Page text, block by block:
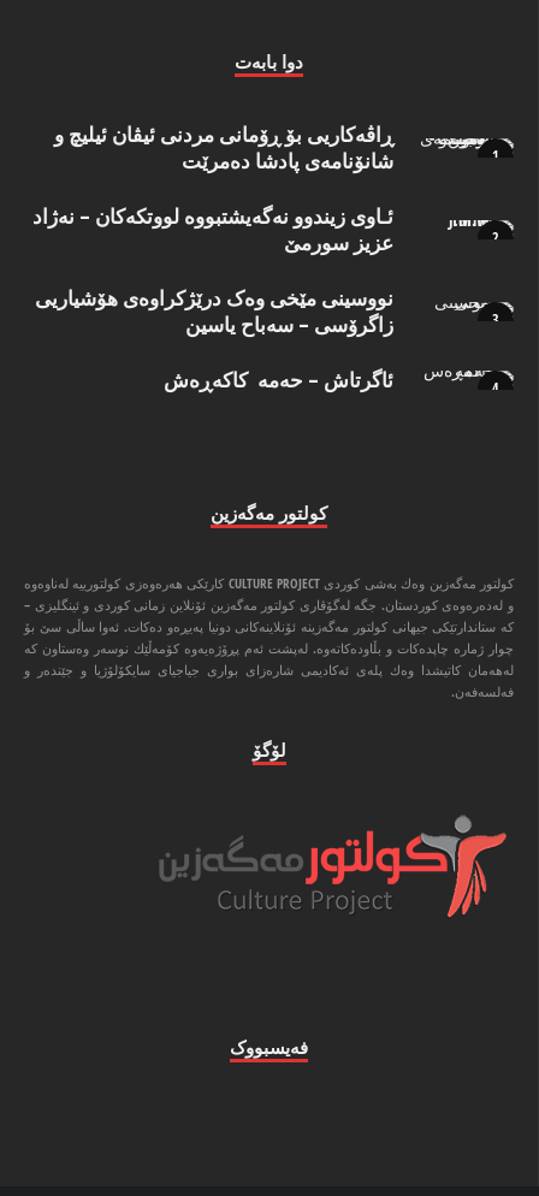
دوا بابه‌ت
ڕاڤەکاریی بۆ ڕۆمانی مردنی ئیڤان ئیلیچ و
شانۆنامەی پادشا دەمرێت
ئـاوی زیندوو نه‌گه‌یشتبووه‌ لووتكه‌كان – نه‌ژاد
عزیز سورمێ
نووسینی مێخی وەک درێژکراوەی هۆشیاریی
زاگرۆسی – سەباح یاسین
ئاگرتاش – حەمە کاکەڕەش
كولتور مه‌گه‌زین
كولتور مه‌گه‌زین وه‌ك به‌شی كوردی CULTURE PROJECT كارێكی هه‌ره‌وه‌زی كولتورییه‌ له‌ناوه‌وه‌
و له‌ده‌ره‌وه‌ی كوردستان. جگه‌ له‌گۆڤاری كولتور مه‌گه‌زین ئۆنلاین زمانی كوردی و ئینگلیزی –
كه‌ ستاندارتێكی جیهانی كولتور مه‌گه‌زینه‌ ئۆنلاینه‌كانی دونیا په‌یڕه‌و ده‌كات. ئه‌وا ‌ساڵی سێ بۆ
چوار ژماره‌ چاپده‌كات و بڵاوده‌كاته‌وه‌. له‌پشت ئه‌م پڕۆژه‌یه‌وه‌ كۆمه‌ڵێك نوسه‌ر وه‌ستاون كه‌
له‌هه‌مان كاتیشدا وه‌ك پله‌ی ئه‌كادیمی شاره‌زای بواری جیاجیای سایكۆلۆژیا و جێنده‌ر و
فه‌لسه‌فه‌ن.
لۆگۆ
فه‌یسبووک